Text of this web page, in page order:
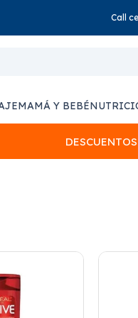
Call
MAMÁ Y BEBÉ
DESCUENTOS